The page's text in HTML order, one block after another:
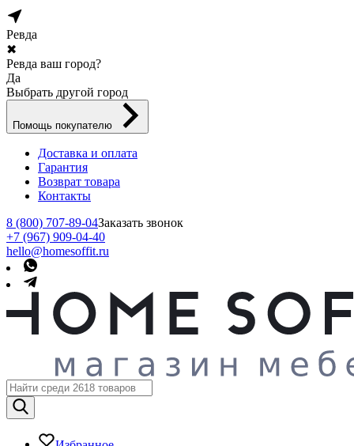
Ревда
✖
Ревда ваш город?
Да
Выбрать другой город
Помощь покупателю
Доставка и оплата
Гарантия
Возврат товара
Контакты
8 (800) 707-89-04Заказать звонок
+7 (967) 909-04-40
hello@homesoffit.ru